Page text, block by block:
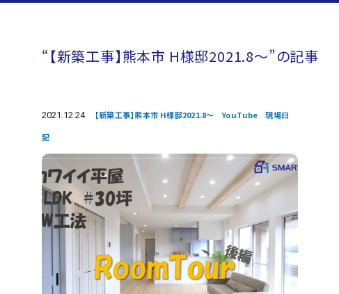
“【新築工事】熊本市 H様邸2021.8～”の記事
2021.12.24
【新築工事】熊本市 H様邸2021.8～ YouTube 現場日
記